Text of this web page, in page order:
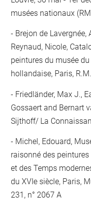
musées nationaux
Brejon de Lavergnée,
Reynaud, Nicole,
peintures du musée
hollandaise, Paris,
Friedländer, Max J.,
Gossaert and Bernart
Sijthoff/ La
Michel, Edouard,
raisonné des
et des Temps
du XVIe siècle, Paris,
231, n° 2067 A